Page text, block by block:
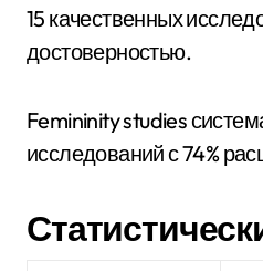
15 качественных
достоверностью.
Femininity studies
исследований с 74%